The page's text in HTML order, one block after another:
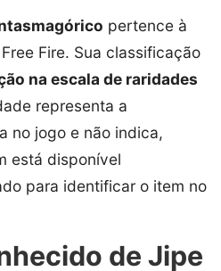
pertence à
Fire. Sua classificação
na escala de raridades
representa a
no jogo e não indica,
está disponível
para identificar o item no
de Jipe